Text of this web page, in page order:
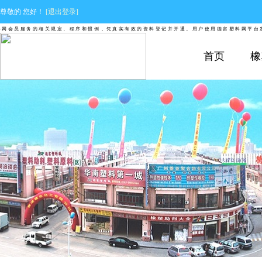
尊敬的 您好！ [退出登录]
务的相关规定、程序和惯例，凭真实有效的资料登记并开通。用户使用德富塑料网平台发
首页